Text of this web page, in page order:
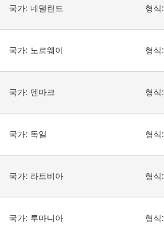
국가: 네덜란드 형식:
국가: 노르웨이 형식:
국가: 덴마크 형식:
국가: 독일 형식:
국가: 라트비아 형식:
국가: 루마니아 형식: